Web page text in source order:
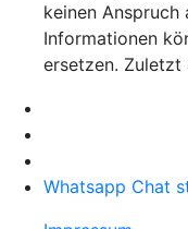
keinen
Informationen
ersetzen. Zuletzt
Whatsapp Chat